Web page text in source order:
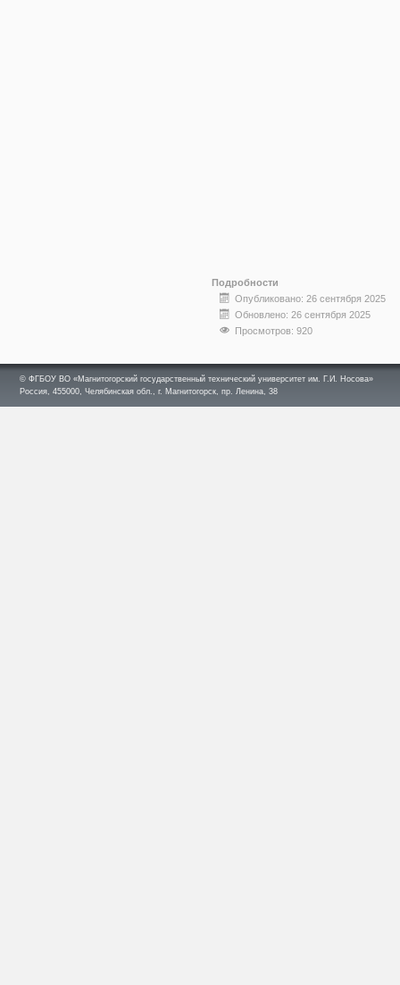
Подробности
Опубликовано: 26 сентября 2025
Обновлено: 26 сентября 2025
Просмотров: 920
© ФГБОУ ВО «Магнитогорский государственный технический университет им. Г.И. Носова»
Россия, 455000, Челябинская обл., г. Магнитогорск, пр. Ленина, 38